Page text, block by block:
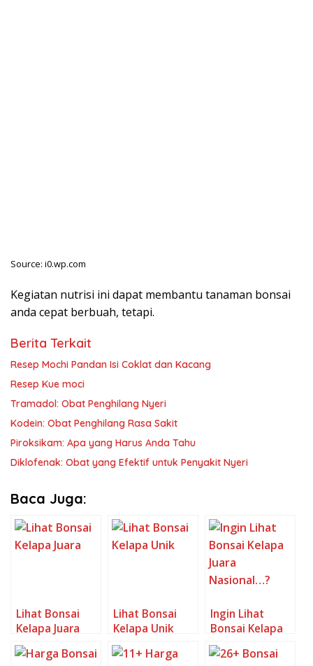
Source: i0.wp.com
Kegiatan nutrisi ini dapat membantu tanaman bonsai
anda cepat berbuah, tetapi.
Berita Terkait
Resep Mochi Pandan Isi Coklat dan Kacang
Resep Kue moci
Tramadol: Obat Penghilang Nyeri
Kodein: Obat Penghilang Rasa Sakit
Piroksikam: Apa yang Harus Anda Tahu
Diklofenak: Obat yang Efektif untuk Penyakit Nyeri
Baca Juga:
Lihat Bonsai
Kelapa Juara
Lihat Bonsai
Kelapa Unik
Ingin Lihat
Bonsai Kelapa
Juara
Nasional…?